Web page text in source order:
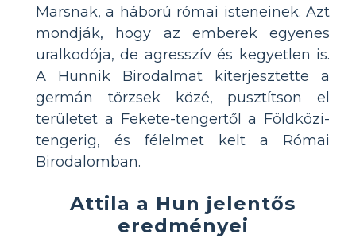
Marsnak, a háború római isteneinek. Azt
mondják, hogy az emberek egyenes
uralkodója, de agresszív és kegyetlen is.
A Hunnik Birodalmat kiterjesztette a
germán törzsek közé, pusztítson el
területet a Fekete-tengertől a Földközi-
tengerig, és félelmet kelt a Római
Birodalomban.
Attila a Hun jelentős
eredményei